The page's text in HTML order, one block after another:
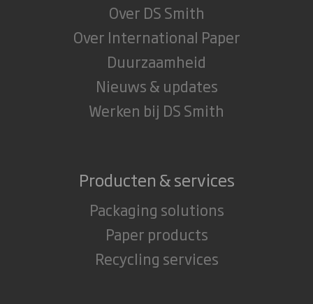
Over DS Smith
Over International Paper
Duurzaamheid
Nieuws & updates
Werken bij DS Smith
Producten & services
Packaging solutions
Paper products
Recycling services